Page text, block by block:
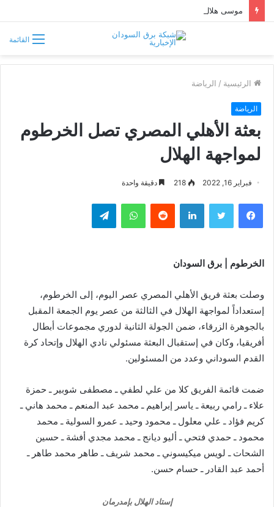
القائمة
الرئيسية / الرياضة
الرياضة
بعثة الأهلي المصري تصل الخرطوم
لمواجهة الهلال
فبراير 16, 2022 218 دقيقة واحدة
فيسبوك تويتر لينكدإن واتساب تيلقرام
الخرطوم | برق السودان
وصلت بعثة فريق الأهلي المصري عصر اليوم، إلى الخرطوم،
إستعداداً لمواجهة الهلال في الثالثة من عصر يوم الجمعة المقبل
بالجوهرة الزرقاء، ضمن الجولة الثانية لدوري مجموعات أبطال
أفريقيا، وكان في إستقبال البعثة مسئولي نادي الهلال وإتحاد كرة
القدم السوداني وعدد من المسئولين.
ضمت قائمة الفريق كلا من علي لطفي ـ مصطفى شوبير ـ حمزة
علاء ـ رامي ربيعة ـ ياسر إبراهيم ـ محمد عبد المنعم ـ محمد هاني ـ
كريم فؤاد ـ علي معلول ـ محمود وحيد ـ عمرو السولية ـ محمد
محمود ـ حمدي فتحي ـ أليو ديانج ـ محمد مجدي أفشة ـ حسين
الشحات ـ لويس ميكيسوني ـ محمد شريف ـ طاهر محمد طاهر ـ
أحمد عبد القادر ـ حسام حسن.
إستاد الهلال بإمدرمان